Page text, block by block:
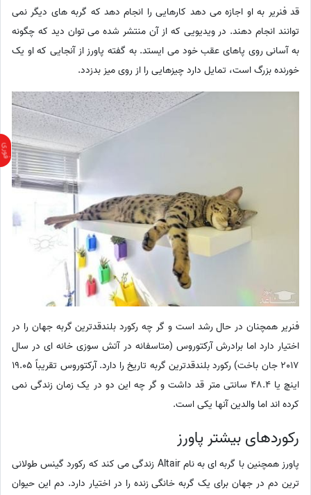
قد فنریر به او اجازه می دهد کارهایی را انجام دهد که گربه های دیگر نمی
توانند انجام دهند. در ویدیویی که از آن منتشر شده می توان دید که چگونه
به آسانی روی پاهای عقب خود می ایستد. به گفته پاورز از آنجایی که او یک
خورنده بزرگ است، تمایل دارد چیزهایی را از روی میز بدزدد.
فنریر همچنان در حال رشد است و گر چه رکورد بلندقدترین گربه جهان را در
اختیار دارد اما برادرش آرکتوروس (متاسفانه در آتش سوزی خانه ای در سال
2017 جان باخت) رکورد بلندقدترین گربه تاریخ را دارد. آرکتوروس تقریباً 19.05
اینچ یا 48.4 سانتی متر قد داشت و گر چه این دو در یک زمان زندگی نمی
کرده اند اما والدین آنها یکی است.
رکوردهای بیشتر پاورز
پاورز همچنین با گربه ای به نام Altair زندگی می کند که رکورد گینس طولانی
ترین دم در جهان برای یک گربه خانگی زنده را در اختیار دارد. دم این حیوان